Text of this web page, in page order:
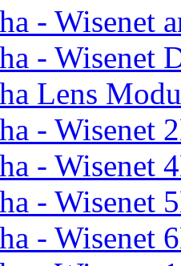
- Wisenet
- Wisenet
Lens
- Wisenet
- Wisenet
- Wisenet
- Wisenet